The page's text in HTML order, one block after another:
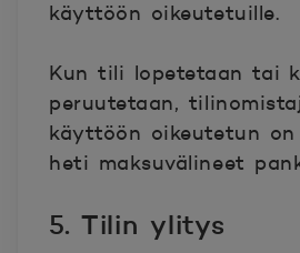
käyttöön oikeutetuille.
Kun tili lopetetaan tai
peruutetaan,
käyttöön oikeutetun
heti maksuvälineet
5. Tilin ylitys